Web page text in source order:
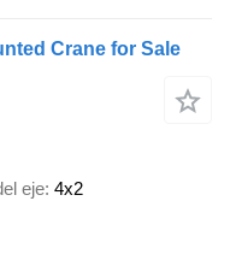
Crane for Sale
eje 4x2